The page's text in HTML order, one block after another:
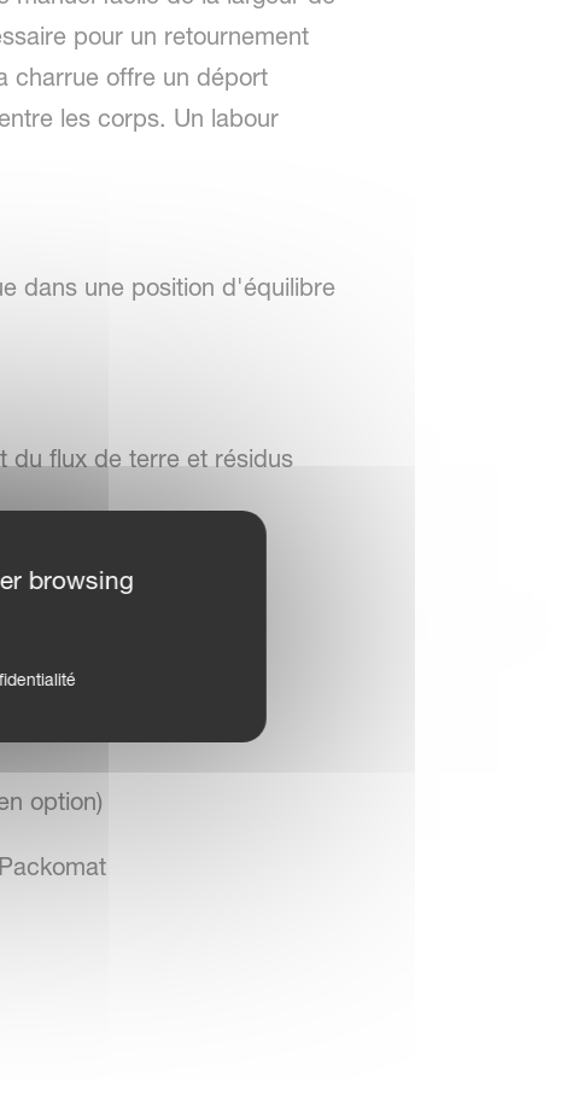
pour un retournement
charrue offre un déport
les corps. Un labour
dans une position d'équilibre
du flux de terre et résidus
en dégagement et en
réglée après
option)
browsing